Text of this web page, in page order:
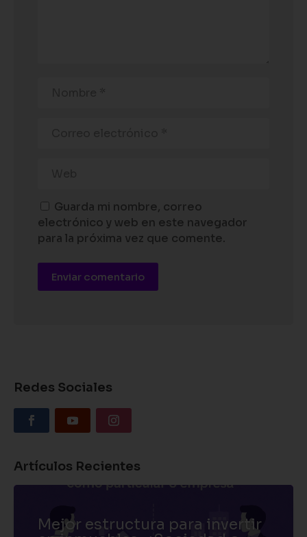
Guarda mi nombre, correo
electrónico y web en este navegador
para la próxima vez que comente.
Enviar comentario
Redes Sociales
Artículos Recientes
Mejor estructura para invertir